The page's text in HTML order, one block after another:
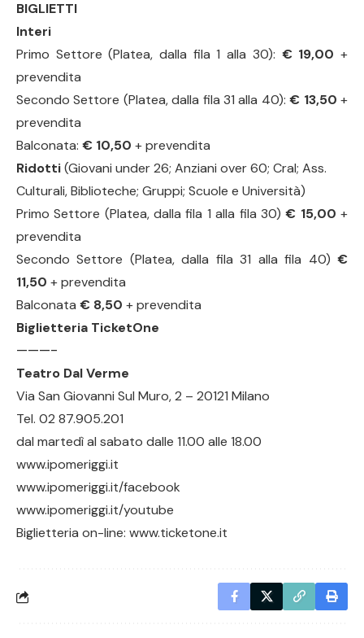
BIGLIETTI
Interi
Primo Settore (Platea, dalla fila 1 alla 30): € 19,00+
prevendita
Secondo Settore (Platea, dalla fila 31 alla 40):€ 13,50+
prevendita
Balconata: € 10,50 + prevendita
Ridotti(Giovani under 26; Anziani over 60; Cral; Ass.
Culturali, Biblioteche; Gruppi; Scuole e Università)
Primo Settore (Platea, dalla fila 1 alla fila 30)€ 15,00+
prevendita
Secondo Settore (Platea, dalla fila 31 alla fila 40) €
11,50 + prevendita
Balconata € 8,50 + prevendita
Biglietteria TicketOne
———-
Teatro Dal Verme
Via San Giovanni Sul Muro, 2 – 20121 Milano
Tel. 02 87.905.201
dal martedì al sabato dalle 11.00 alle 18.00
www.ipomeriggi.it
www.ipomeriggi.it/facebook
www.ipomeriggi.it/youtube
Biglietteria on-line: www.ticketone.it